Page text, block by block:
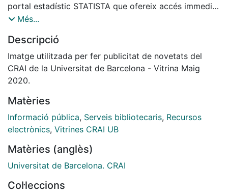
portal estadístic STATISTA que ofereix accés immediat
a més d'un milió de dades provinents de més de
àmbits temàtics.
estàndards acadèmics i de suport, amb els formats
més habituals de citacions bibliogràfiques com APA,
MLA, Chicago, Harvard i Bluebook i ofereix una àmplia
mercat que abasten més de 80.000 temes. Les dades
que proporciona procedeixen de fonts verificades
enllaços a la font original.
Més...
Descripció
Imatge utilitzada per fer publicitat de novetats del
CRAI de la Universitat de Barcelona - Vitrina Maig
2020.
Matèries
Informació pública, Serveis bibliotecaris, Recursos
electrònics, Vitrines CRAI UB
Matèries (anglès)
Universitat de Barcelona. CRAI
Col·leccions